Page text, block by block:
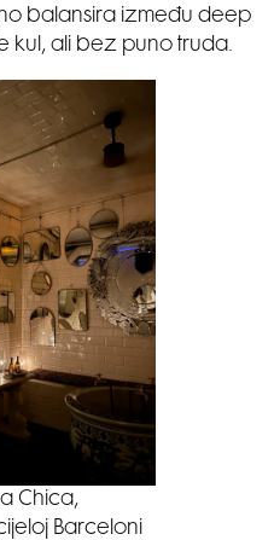
balansira između deep
kul, ali bez puno truda.
Chica,
Barceloni